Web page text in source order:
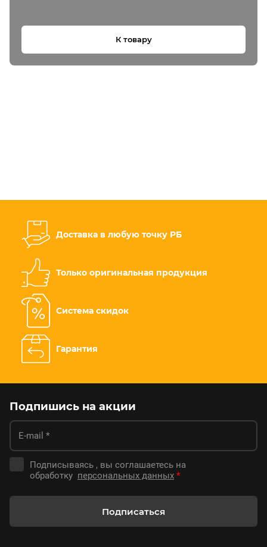
К товару
Доставка в любую точку РБ
Только оригинальная продукция
Система скидок
Гарантия
Подпишись на акции
Подписываясь , вы соглашаетесь на
обработку персональных данных *
Подписаться